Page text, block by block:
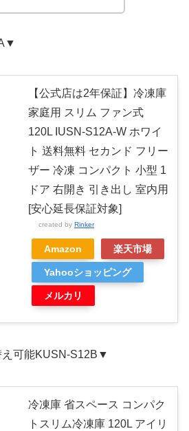
【公式店は2年保証】冷凍庫
家庭用 スリム ファン式
120L IUSN-S12A-W ホワイ
ト 送料無料 セカンド フリー
ザー 冷凍 コンパクト 小型 1
ドア 右開き 引き出し 室内用
[安心延長保証対象]
created by Rinker
Amazon 楽天市場
Yahooショッピング
メルカリ
可能KUSN-S12B▼
冷凍庫 省スペース コンパク
トスリム冷凍庫 120L アイリ